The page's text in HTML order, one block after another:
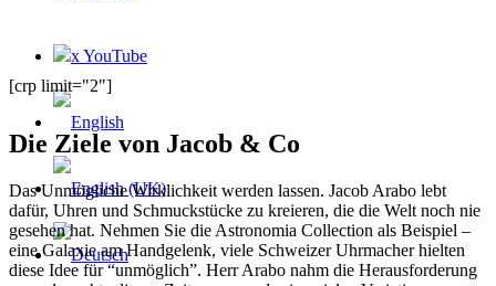
x YouTube
[crp limit="2"]
Die Ziele von Jacob & Co
Das Unmögliche Wirklichkeit werden lassen. Jacob Arabo lebt
dafür, Uhren und Schmuckstücke zu kreieren, die die Welt noch nie
gesehen hat. Nehmen Sie die Astronomia Collection als Beispiel –
eine Galaxie am Handgelenk, viele Schweizer Uhrmacher hielten
diese Idee für “unmöglich”. Herr Arabo nahm die Herausforderung